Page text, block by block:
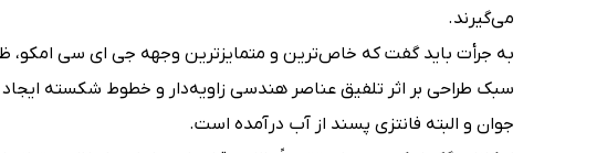
می‌گیرند.
به جرأت باید گفت که خاص‌ترین و متمایزترین وجهه جی ای سی
سبک طراحی بر اثر تلفیق عناصر هندسی زاویه‌دار و خطوط شکسته ایجاد
جوان و البته فانتزی پسند از آب درآمده است.